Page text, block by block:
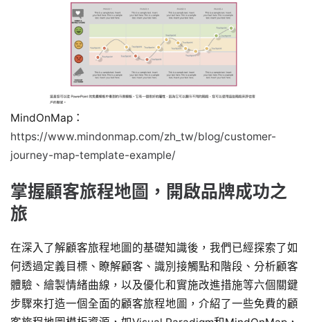
MindOnMap：
https://www.mindonmap.com/zh_tw/blog/customer-
journey-map-template-example/
掌握顧客旅程地圖，開啟品牌成功之
旅
在深入了解顧客旅程地圖的基礎知識後，我們已經探索了如
何透過定義目標、瞭解顧客、識別接觸點和階段、分析顧客
體驗、繪製情緒曲線，以及優化和實施改進措施等六個關鍵
步驟來打造一個全面的顧客旅程地圖，介紹了一些免費的顧